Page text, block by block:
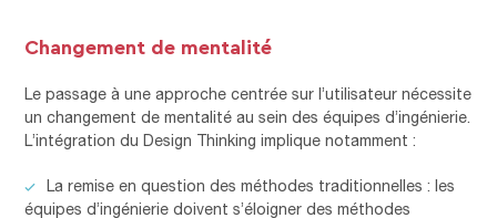
Changement de mentalité
Le passage à une approche centrée sur l’utilisateur nécessite
un changement de mentalité au sein des équipes d’ingénierie.
L’intégration du Design Thinking implique notamment :
La remise en question des méthodes traditionnelles : les
équipes d’ingénierie doivent s’éloigner des méthodes